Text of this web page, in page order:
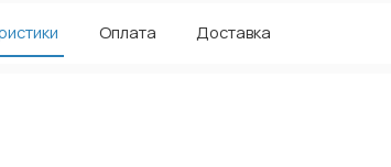
Оплата Доставка